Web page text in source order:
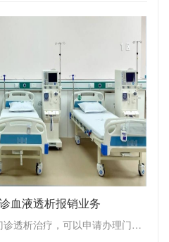
血液透析报销业务
西安市参保患者，需长期在门诊透析治疗，可以申请办理门诊特殊疾病“血液透析”，门诊享受直通车报销。我院已开通省内和跨省门诊血液透析报销业务。血液净化中心我院开展血液透析已近30年，建筑面积1000余平方米，设独立隔离透析间2间，透析治疗区4个。现......